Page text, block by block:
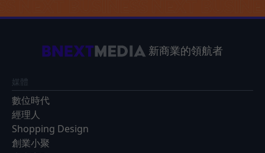
新商業的領航者
媒體
數位時代
經理人
Shopping Design
創業小聚